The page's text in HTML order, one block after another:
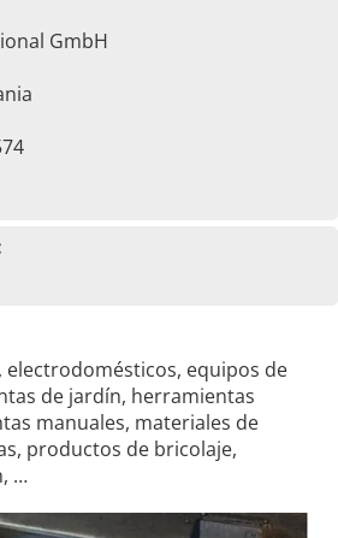
GmbH
electrodomésticos, equipos de
de jardín, herramientas
manuales, materiales de
productos de bricolaje,
…